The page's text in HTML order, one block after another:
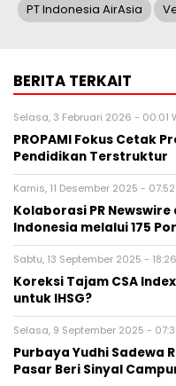
PT Indonesia AirAsia
BERITA TERKAIT
Selasa, 3 Februari 2026 - 00:01
PROPAMI Fokus Cetak
Pendidikan Terstruktur
Kamis, 11 Desember 2025 - 07:52
Kolaborasi PR Newswire
Indonesia melalui 175
Sabtu, 13 September 2025 -
Koreksi Tajam CSA
untuk IHSG?
Selasa, 9 September 2025 -
Purbaya Yudhi Sadewa
Pasar Beri Sinyal